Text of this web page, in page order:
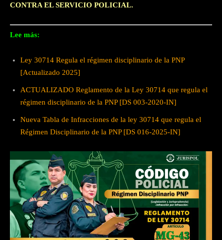
CONTRA EL SERVICIO POLICIAL.
Lee más:
Ley 30714 Regula el régimen disciplinario de la PNP
[Actualizado 2025]
ACTUALIZADO Reglamento de la Ley 30714 que regula el
régimen disciplinario de la PNP [DS 003-2020-IN]
Nueva Tabla de Infracciones de la ley 30714 que regula el
Régimen Disciplinario de la PNP [DS 016-2025-IN]